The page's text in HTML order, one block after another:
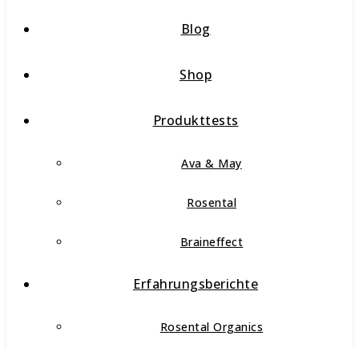
Blog
Shop
Produkttests
Ava & May
Rosental
Braineffect
Erfahrungsberichte
Rosental Organics